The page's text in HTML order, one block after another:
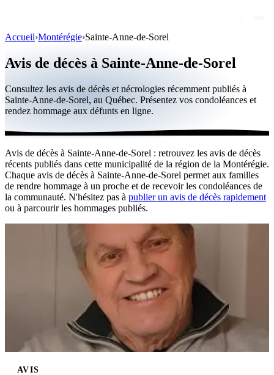
Personnalités publiques
Québec
Canada
International
Par région
Par ville
Maisons funéraires
Publier un avis
Accueil›Montérégie›Sainte-Anne-de-Sorel
Avis de décès à Sainte-Anne-de-Sorel
Consultez les avis de décès et nécrologies récemment publiés à
Sainte-Anne-de-Sorel, au Québec. Présentez vos condoléances et
rendez hommage aux défunts en ligne.
Avis de décès à Sainte-Anne-de-Sorel : retrouvez les avis de décès
récents publiés dans cette municipalité de la région de la Montérégie.
Chaque avis de décès à Sainte-Anne-de-Sorel permet aux familles
de rendre hommage à un proche et de recevoir les condoléances de
la communauté. N'hésitez pas à publier un avis de décès rapidement
ou à parcourir les hommages publiés.
AVIS